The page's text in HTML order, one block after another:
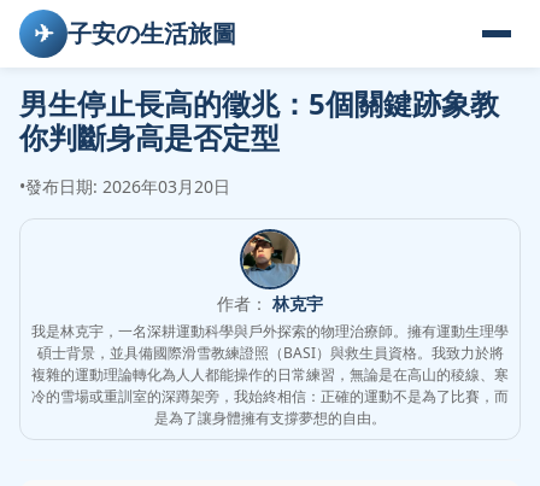
✈ 子安の生活旅圖
男生停止長高的徵兆：5個關鍵跡象教
你判斷身高是否定型
•發布日期: 2026年03月20日
作者： 林克宇
我是林克宇，一名深耕運動科學與戶外探索的物理治療師。擁有運動生理學
碩士背景，並具備國際滑雪教練證照（BASI）與救生員資格。我致力於將
複雜的運動理論轉化為人人都能操作的日常練習，無論是在高山的稜線、寒
冷的雪場或重訓室的深蹲架旁，我始終相信：正確的運動不是為了比賽，而
是為了讓身體擁有支撐夢想的自由。